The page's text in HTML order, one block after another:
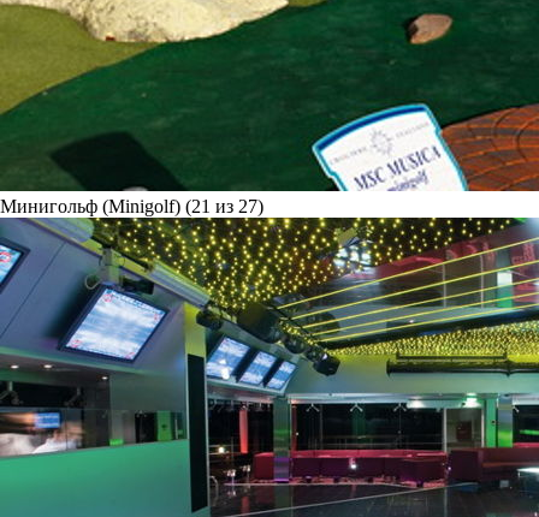
Минигольф (Minigolf) (21 из 27)